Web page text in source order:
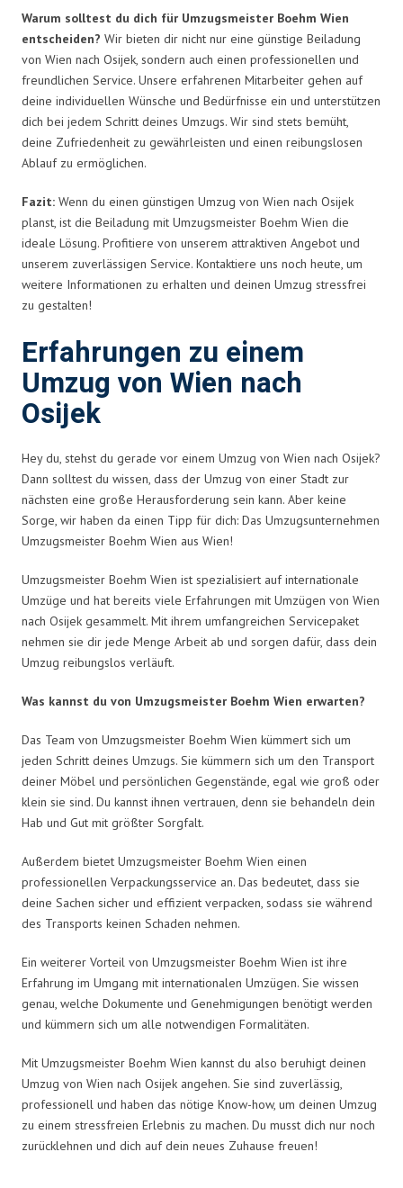
Warum solltest du dich für Umzugsmeister Boehm Wien
entscheiden? Wir bieten dir nicht nur eine günstige Beiladung
von Wien nach Osijek, sondern auch einen professionellen und
freundlichen Service. Unsere erfahrenen Mitarbeiter gehen auf
deine individuellen Wünsche und Bedürfnisse ein und unterstützen
dich bei jedem Schritt deines Umzugs. Wir sind stets bemüht,
deine Zufriedenheit zu gewährleisten und einen reibungslosen
Ablauf zu ermöglichen.
Fazit: Wenn du einen günstigen Umzug von Wien nach Osijek
planst, ist die Beiladung mit Umzugsmeister Boehm Wien die
ideale Lösung. Profitiere von unserem attraktiven Angebot und
unserem zuverlässigen Service. Kontaktiere uns noch heute, um
weitere Informationen zu erhalten und deinen Umzug stressfrei
zu gestalten!
Erfahrungen zu einem
Umzug von Wien nach
Osijek
Hey du, stehst du gerade vor einem Umzug von Wien nach Osijek?
Dann solltest du wissen, dass der Umzug von einer Stadt zur
nächsten eine große Herausforderung sein kann. Aber keine
Sorge, wir haben da einen Tipp für dich: Das Umzugsunternehmen
Umzugsmeister Boehm Wien aus Wien!
Umzugsmeister Boehm Wien ist spezialisiert auf internationale
Umzüge und hat bereits viele Erfahrungen mit Umzügen von Wien
nach Osijek gesammelt. Mit ihrem umfangreichen Servicepaket
nehmen sie dir jede Menge Arbeit ab und sorgen dafür, dass dein
Umzug reibungslos verläuft.
Was kannst du von Umzugsmeister Boehm Wien erwarten?
Das Team von Umzugsmeister Boehm Wien kümmert sich um
jeden Schritt deines Umzugs. Sie kümmern sich um den Transport
deiner Möbel und persönlichen Gegenstände, egal wie groß oder
klein sie sind. Du kannst ihnen vertrauen, denn sie behandeln dein
Hab und Gut mit größter Sorgfalt.
Außerdem bietet Umzugsmeister Boehm Wien einen
professionellen Verpackungsservice an. Das bedeutet, dass sie
deine Sachen sicher und effizient verpacken, sodass sie während
des Transports keinen Schaden nehmen.
Ein weiterer Vorteil von Umzugsmeister Boehm Wien ist ihre
Erfahrung im Umgang mit internationalen Umzügen. Sie wissen
genau, welche Dokumente und Genehmigungen benötigt werden
und kümmern sich um alle notwendigen Formalitäten.
Mit Umzugsmeister Boehm Wien kannst du also beruhigt deinen
Umzug von Wien nach Osijek angehen. Sie sind zuverlässig,
professionell und haben das nötige Know-how, um deinen Umzug
zu einem stressfreien Erlebnis zu machen. Du musst dich nur noch
zurücklehnen und dich auf dein neues Zuhause freuen!